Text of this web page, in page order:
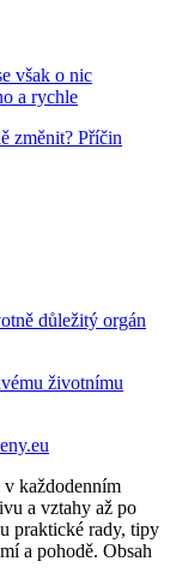
však o nic
a rychle
změnit? Příčin
důležitý orgán
životnímu
v každodenním
a vztahy až po
praktické rady, tipy
a pohodě. Obsah